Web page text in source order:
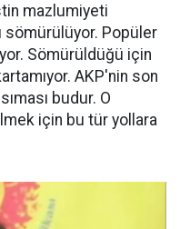
mazlumiyeti
sömürülüyor. Popüler
Sömürüldüğü için
AKP'nin son
budur. O
için bu tür yollara